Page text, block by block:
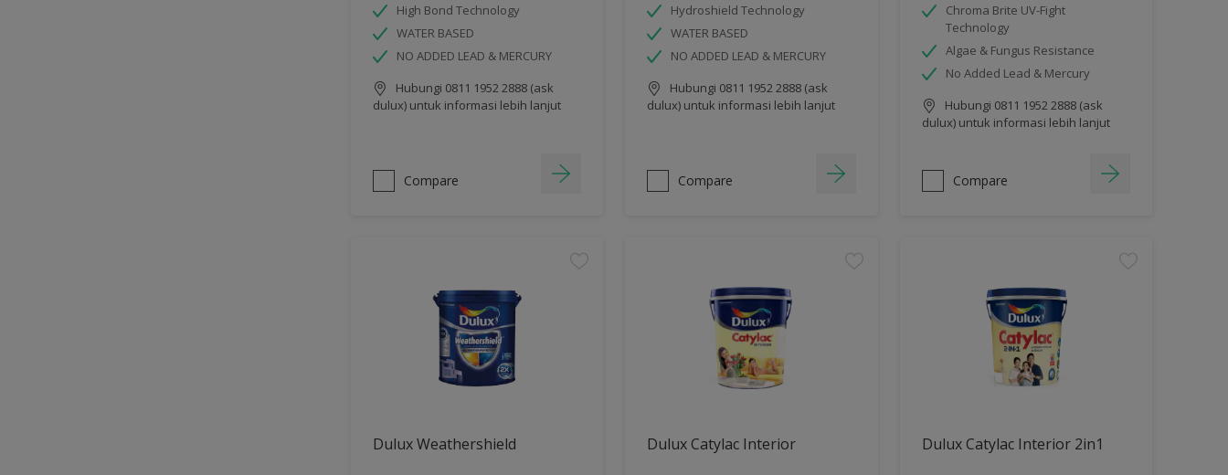
High Bond Technology
WATER BASED
NO ADDED LEAD & MERCURY
Hubungi 0811 1952 2888 (ask
dulux) untuk informasi lebih lanjut
Compare
Hydroshield Technology
WATER BASED
NO ADDED LEAD & MERCURY
Hubungi 0811 1952 2888 (ask
dulux) untuk informasi lebih lanjut
Compare
Chroma Brite UV-Fight
Technology
Algae & Fungus Resistance
No Added Lead & Mercury
Hubungi 0811 1952 2888 (ask
dulux) untuk informasi lebih lanjut
Compare
Dulux Weathershield Dulux Catylac Interior Dulux Catylac Interior 2in1